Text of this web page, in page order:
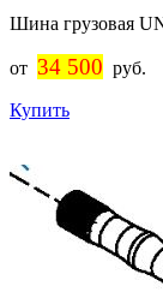
Шина грузовая
от 34 500 руб.
Купить